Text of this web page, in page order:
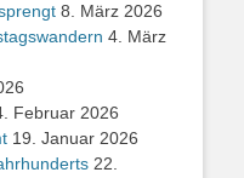
8. März 2026
4. März
Februar 2026
19. Januar 2026
22.